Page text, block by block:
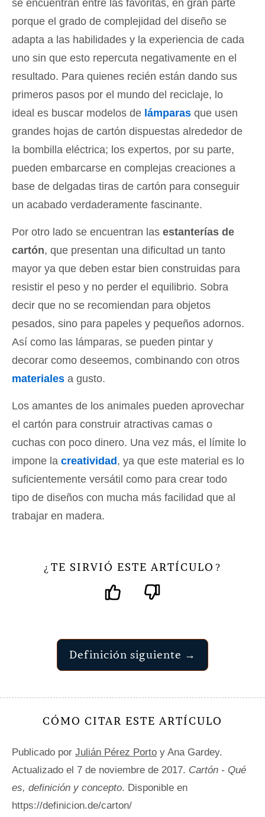
se encuentran entre las favoritas, en gran parte
porque el grado de complejidad del diseño se
adapta a las habilidades y la experiencia de cada
uno sin que esto repercuta negativamente en el
resultado. Para quienes recién están dando sus
primeros pasos por el mundo del reciclaje, lo
ideal es buscar modelos de lámparas que usen
grandes hojas de cartón dispuestas alrededor de
la bombilla eléctrica; los expertos, por su parte,
pueden embarcarse en complejas creaciones a
base de delgadas tiras de cartón para conseguir
un acabado verdaderamente fascinante.
Por otro lado se encuentran las estanterías de
cartón, que presentan una dificultad un tanto
mayor ya que deben estar bien construidas para
resistir el peso y no perder el equilibrio. Sobra
decir que no se recomiendan para objetos
pesados, sino para papeles y pequeños adornos.
Así como las lámparas, se pueden pintar y
decorar como deseemos, combinando con otros
materiales a gusto.
Los amantes de los animales pueden aprovechar
el cartón para construir atractivas camas o
cuchas con poco dinero. Una vez más, el límite lo
impone la creatividad , ya que este material es lo
suficientemente versátil como para crear todo
tipo de diseños con mucha más facilidad que al
trabajar en madera.
¿ TE SIRVIÓ ESTE ARTÍCULO ?
Definición siguiente →
CÓMO CITAR ESTE ARTÍCULO
Publicado por Julián Pérez Porto y Ana Gardey.
Actualizado el 7 de noviembre de 2017. Cartón - Qué
es, definición y concepto. Disponible en
https://definicion.de/carton/